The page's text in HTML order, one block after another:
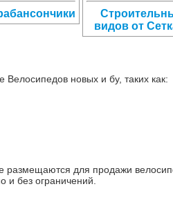
видов от
новых и бу, таких как:
для продажи
и без ограничений.